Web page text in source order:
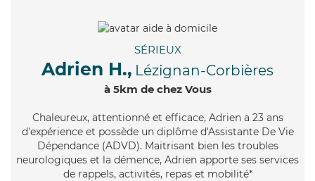
SÉRIEUX
Adrien H., Lézignan-Corbières
à 5km de chez Vous
Chaleureux, attentionné et efficace, Adrien a 23 ans
d'expérience et possède un diplôme d'Assistante De Vie
Dépendance (ADVD). Maitrisant bien les troubles
neurologiques et la démence, Adrien apporte ses services
de rappels, activités, repas et mobilité*